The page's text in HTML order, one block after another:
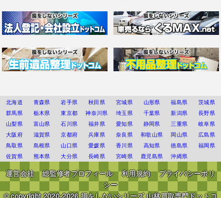
北海道 青森県 岩手県 秋田県 宮城県 山形県 福島県
茨城県
群馬県
栃木県 東京都 神奈川県 埼玉県 千葉県 新潟県
長野県
山梨県
富山県 石川県 福井県 愛知県 静岡県 三重県
岐阜県
大阪府
滋賀県 京都府 兵庫県 奈良県 和歌山県 岡山県
広島県
鳥取県
島根県 山口県 愛媛県 香川県 高知県 徳島県
福岡県
佐賀県
熊本県 大分県 長崎県 宮崎県 鹿児島県 沖縄県
運営会社 総監修者プロフィール 利用規約
プライバシーポリ
シー
© copyright 2020-2026損をしないシリーズ 山林買取専門ドットコ